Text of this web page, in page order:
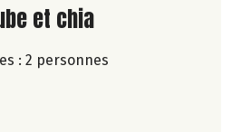
recette
et chia
: 2 personnes